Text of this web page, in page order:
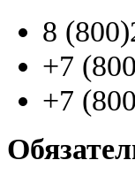
8 (800
+7 (800
+7 (800